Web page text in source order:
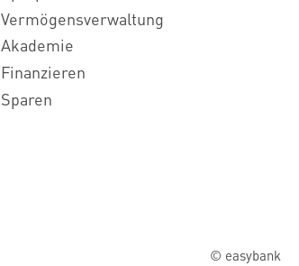
Vermögensverwaltung
Akademie
Finanzieren
Sparen
© easybank